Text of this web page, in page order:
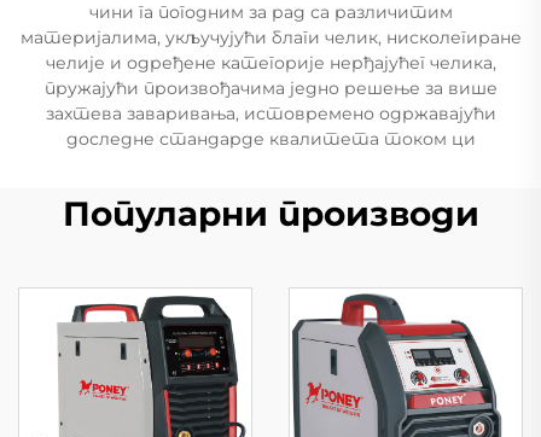
чини га погодним за рад са различитим
материјалима, укључујући благи челик, нисколегиране
челије и одређене категорије нерђајућег челика,
пружајући произвођачима једно решење за више
захтева заваривања, истовремено одржавајући
доследне стандарде квалитета током ци
Популарни производи